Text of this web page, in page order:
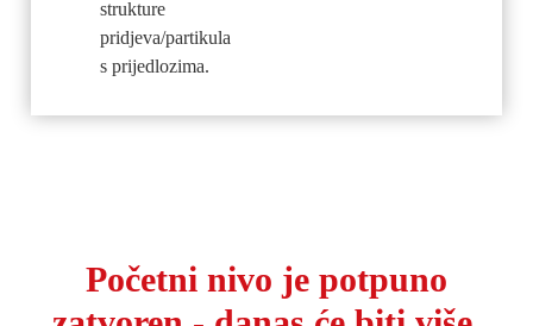
strukture
pridjeva/partikula
s prijedlozima.
Početni nivo je potpuno